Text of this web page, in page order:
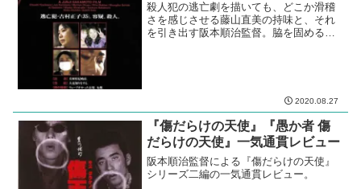
殺人犯の逃亡劇を描いても、どこか滑稽
さを感じさせる藤山直美の持味と、それ
を引き出す阪本順治監督。脇を固める常
2020.08.27
『傷だらけの天使』『愚か者 傷
だらけの天使』一気通貫レビュー
阪本順治監督による『傷だらけの天使』
シリーズ二編の一気通貫レビュー。